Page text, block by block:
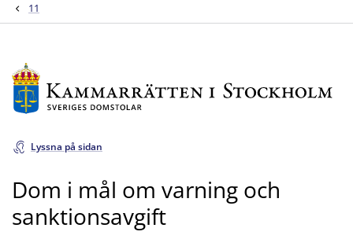
11
Lyssna på sidan
Dom i mål om varning och
sanktionsavgift